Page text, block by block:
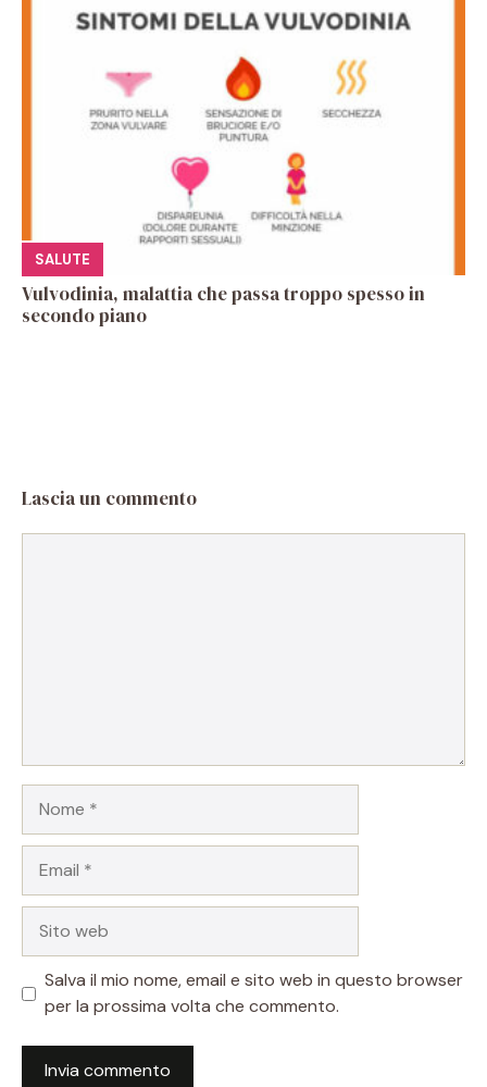
SALUTE
Vulvodinia, malattia che passa troppo spesso in
secondo piano
Lascia un commento
web
Salva il mio nome, email e sito web in questo browser
per la prossima volta che commento.